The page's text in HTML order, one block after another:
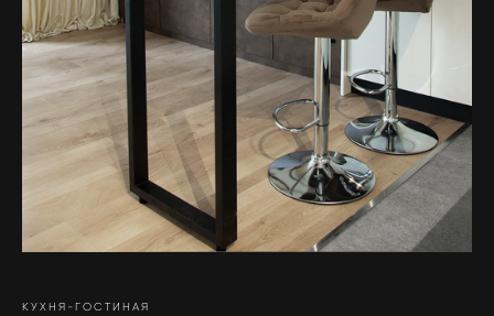
КУХНЯ-ГОСТИНАЯ